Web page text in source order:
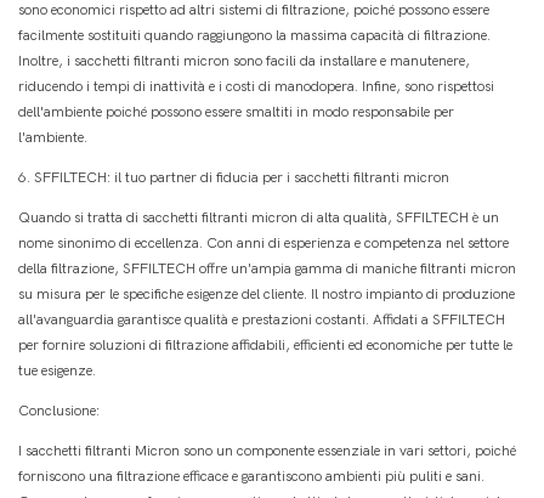
sono economici rispetto ad altri sistemi di filtrazione, poiché possono essere
facilmente sostituiti quando raggiungono la massima capacità di filtrazione.
Inoltre, i sacchetti filtranti micron sono facili da installare e manutenere,
riducendo i tempi di inattività e i costi di manodopera. Infine, sono rispettosi
dell'ambiente poiché possono essere smaltiti in modo responsabile per
l'ambiente.
6. SFFILTECH: il tuo partner di fiducia per i sacchetti filtranti micron
Quando si tratta di sacchetti filtranti micron di alta qualità, SFFILTECH è un
nome sinonimo di eccellenza. Con anni di esperienza e competenza nel settore
della filtrazione, SFFILTECH offre un'ampia gamma di maniche filtranti micron
su misura per le specifiche esigenze del cliente. Il nostro impianto di produzione
all'avanguardia garantisce qualità e prestazioni costanti. Affidati a SFFILTECH
per fornire soluzioni di filtrazione affidabili, efficienti ed economiche per tutte le
tue esigenze.
Conclusione:
I sacchetti filtranti Micron sono un componente essenziale in vari settori, poiché
forniscono una filtrazione efficace e garantiscono ambienti più puliti e sani.